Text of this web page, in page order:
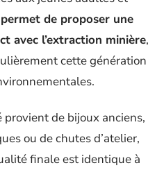
permet de proposer une
avec l’extraction minière,
cette génération
provient de bijoux anciens,
ou de chutes d’atelier,
finale est identique à